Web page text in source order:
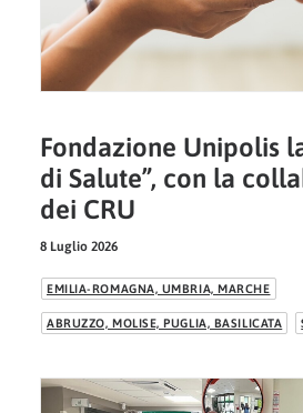
Fondazione Unipolis
di Salute”, con la
dei CRU
8 Luglio 2026
EMILIA-ROMAGNA, UMBRIA, MARCHE
ABRUZZO, MOLISE, PUGLIA, BASILICATA